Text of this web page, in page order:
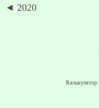
◄ 2020
Калькулятор